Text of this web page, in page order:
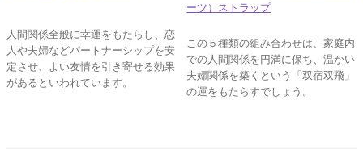
人間関係全般に幸運をもたらし、恋
人や夫婦などパートナーシップを安
定させ、よい友情を引き寄せる効果
があるといわれています。
ーツ）ストラップ
この５種類の組み合わせは、家庭内
での人間関係を円満に保ち、温かい
夫婦関係を築くという「双宿双飛」
の運をもたらすでしょう。